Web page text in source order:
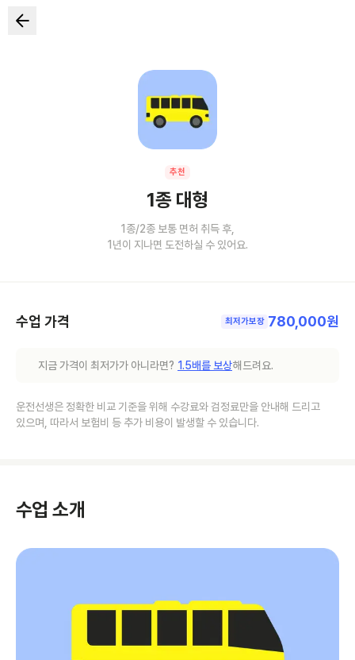
추천
1종 대형
1종/2종 보통 면허 취득 후,
1년이 지나면 도전하실 수 있어요.
수업 가격 최저가보장 780,000원
지금 가격이 최저가가 아니라면? 1.5배를 보상해드려요.
운전선생은 정확한 비교 기준을 위해 수강료와 검정료만을 안내해 드리고
있으며, 따라서 보험비 등 추가 비용이 발생할 수 있습니다.
수업 소개